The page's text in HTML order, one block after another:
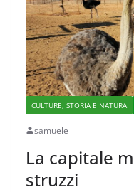
CULTURE, STORIA E NATURA
samuele
La capitale
struzzi